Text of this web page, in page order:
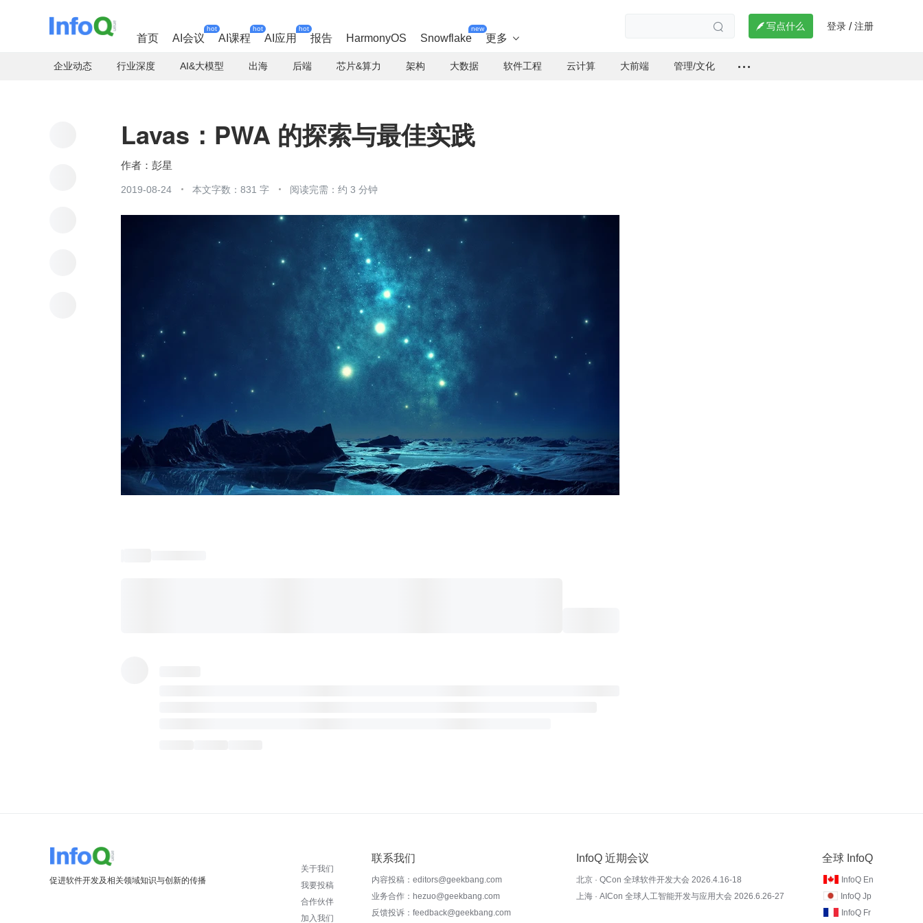
首页 AI会议
hot
AI课程
hot
AI应用
hot
报告 HarmonyOS Snowflake
new
更多 
  写点什么 登录 / 注册
企业动态 行业深度 AI&大模型 出海 后端 芯片&算力 架构 大数据 软件工程 云计算 大前端 管理/文化
Lavas：PWA 的探索与最佳实践
彭星
2019-08-24 本文字数：831 字 阅读完需：约 3 分钟
促进软件开发及相关领域知识与创新的传播
关于我们
我要投稿
合作伙伴
加入我们
联系我们
内容投稿：editors@geekbang.com
业务合作：hezuo@geekbang.com
反馈投诉：feedback@geekbang.com
InfoQ 近期会议
北京 · QCon 全球软件开发大会 2026.4.16-18
上海 · AICon 全球人工智能开发与应用大会 2026.6.26-27
全球 InfoQ
InfoQ En
InfoQ Jp
InfoQ Fr